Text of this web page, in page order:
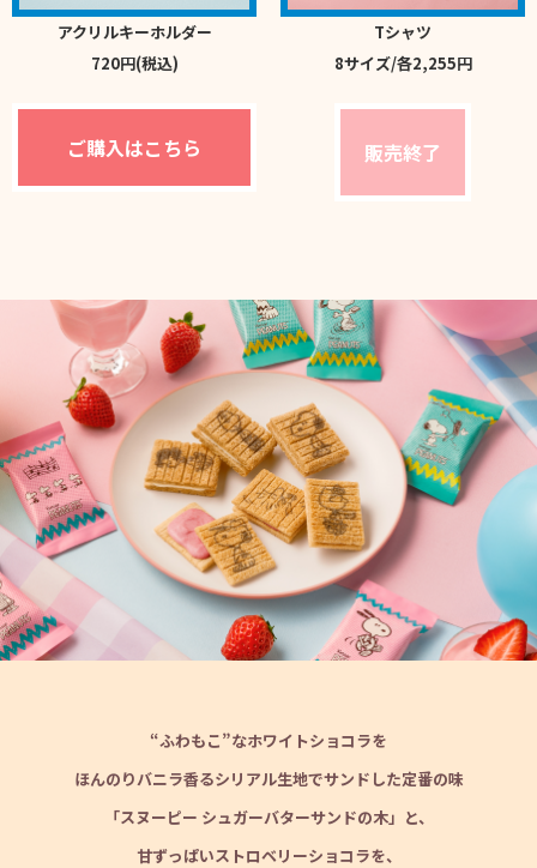
アクリルキーホルダー
720円(税込)
ご購入はこちら
Tシャツ
8サイズ/各2,255円
販売終了
“ふわもこ”なホワイトショコラを
ほんのりバニラ香るシリアル生地でサンドした定番の味
「スヌーピー シュガーバターサンドの木」と、
甘ずっぱいストロベリーショコラを、